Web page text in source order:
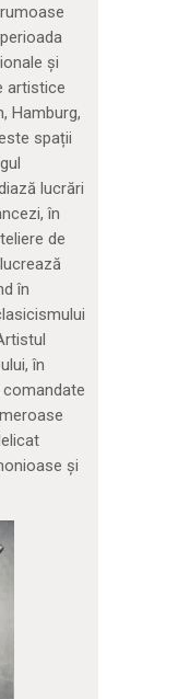
și
artistice
Hamburg,
spații
lucrări
în
de
în
în
și